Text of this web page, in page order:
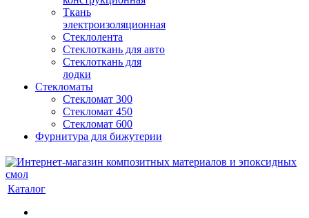
Ткань
электроизоляционная
Стеклолента
Стеклоткань для авто
Стеклоткань для
лодки
Стекломаты
Стекломат 300
Стекломат 450
Стекломат 600
Фурнитура для бижутерии
Каталог